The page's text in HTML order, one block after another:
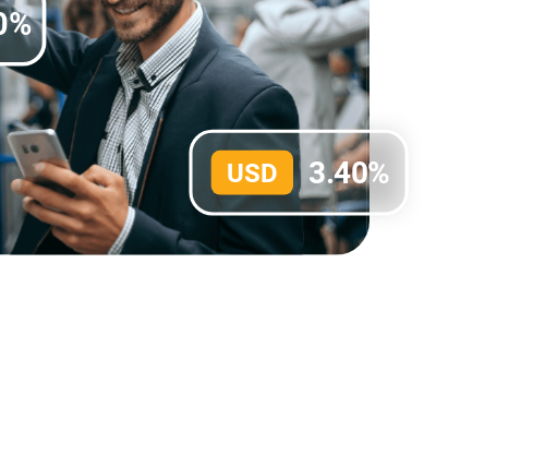
USD 3.40%